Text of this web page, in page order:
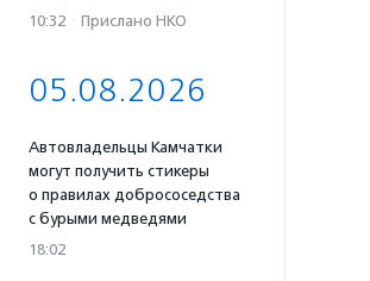
10:32 · Прислано НКО
05.08.2026
Автовладельцы Камчатки
могут получить стикеры
о правилах добрососедства
с бурыми медведями
18:02